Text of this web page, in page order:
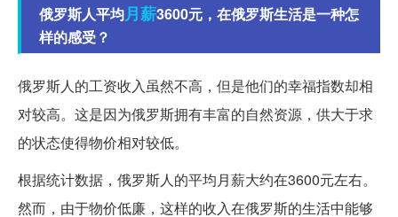
俄罗斯人平均月薪3600元，在俄罗斯生活是一种怎
样的感受？
俄罗斯人的工资收入虽然不高，但是他们的幸福指数却相
对较高。这是因为俄罗斯拥有丰富的自然资源，供大于求
的状态使得物价相对较低。
根据统计数据，俄罗斯人的平均月薪大约在3600元左右。
然而，由于物价低廉，这样的收入在俄罗斯的生活中能够